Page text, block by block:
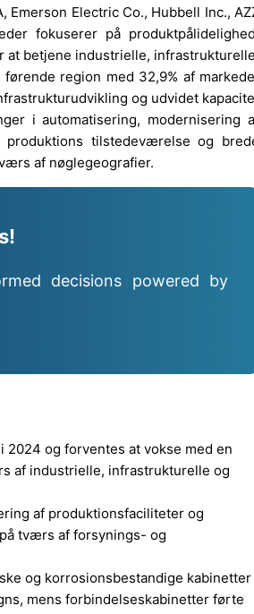
Emerson Electric Co., Hubbell Inc.,
fokuserer på
at betjene industrielle,
region med 32,9% af
og udvidet
i automatisering, modernisering
produktions tilstedeværelse og
af nøglegeografier.
decisions powered by
og forventes at vokse med en
af industrielle, infrastrukturelle og
af produktionsfaciliteter og
tværs af forsynings- og
og korrosionsbestandige kabinetter
mens forbindelseskabinetter førte